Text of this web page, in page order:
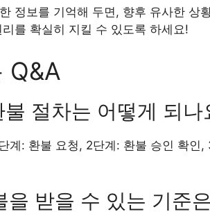
정보를 기억해 두면, 향후 유사한 상
를 확실히 지킬 수 있도록 하세요!
Q&A
절차는 어떻게 되나
계: 환불 요청, 2단계: 환불 승인 확인
을 받을 수 있는 기준